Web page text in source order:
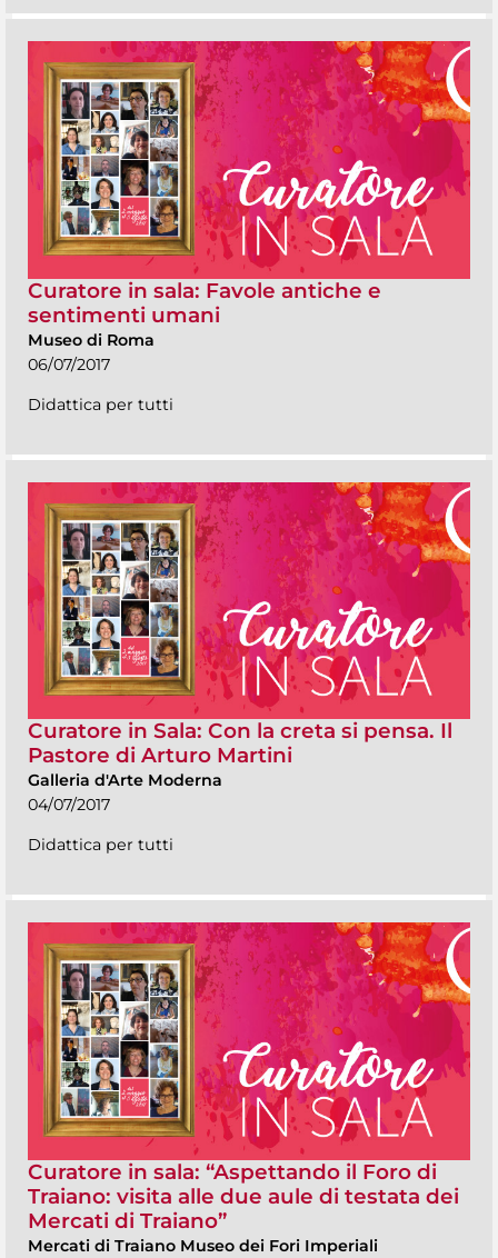
Curatore in sala: Favole antiche e
sentimenti umani
Museo di Roma
06/07/2017
Didattica per tutti
Curatore in Sala: Con la creta si pensa. Il
Pastore di Arturo Martini
Galleria d'Arte Moderna
04/07/2017
Didattica per tutti
Curatore in sala: “Aspettando il Foro di
Traiano: visita alle due aule di testata dei
Mercati di Traiano”
Mercati di Traiano Museo dei Fori Imperiali